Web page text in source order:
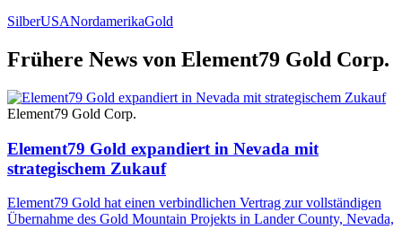
SilberUSANordamerikaGold
Frühere News von Element79 Gold Corp.
Element79 Gold Corp.
Element79 Gold expandiert in Nevada mit
strategischem Zukauf
Element79 Gold hat einen verbindlichen Vertrag zur vollständigen
Übernahme des Gold Mountain Projekts in Lander County, Nevada,